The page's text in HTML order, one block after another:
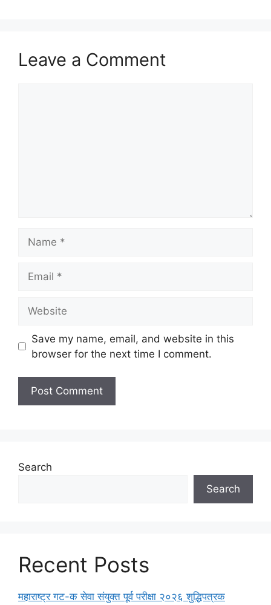
Leave a Comment
Save my name, email, and website in this
browser for the next time I comment.
Search
Search
Recent Posts
महाराष्ट्र गट-क सेवा संयुक्त पूर्व परीक्षा २०२६ शुद्धिपत्रक